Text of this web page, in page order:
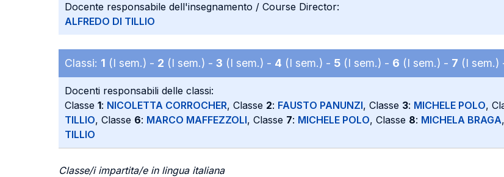
Docente responsabile dell'insegnamento / Course Director:
ALFREDO DI TILLIO
Classi: 1 (I sem.) - 2 (I sem.) - 3 (I sem.) - 4 (I sem.) - 5 (I sem.) - 6 (I sem.) - 7 (I sem.)
Docenti responsabili delle classi:
Classe 1: NICOLETTA CORROCHER, Classe 2: FAUSTO PANUNZI, Classe 3: MICHELE POLO,
TILLIO, Classe 6: MARCO MAFFEZZOLI, Classe 7: MICHELE POLO, Classe 8: MICHELA BRAGA
TILLIO
Classe/i impartita/e in lingua italiana